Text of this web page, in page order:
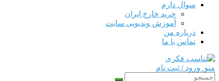
سوال دارم
خرید خارج ایران
آموزش ویدیویی سایت
درباره من
تماس با ما
منو ورود / ثبت نام